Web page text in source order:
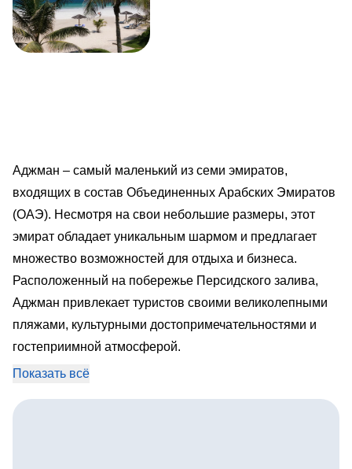
Аджман – самый маленький из семи эмиратов,
входящих в состав Объединенных Арабских Эмиратов
(ОАЭ). Несмотря на свои небольшие размеры, этот
эмират обладает уникальным шармом и предлагает
множество возможностей для отдыха и бизнеса.
Расположенный на побережье Персидского залива,
Аджман привлекает туристов своими великолепными
пляжами, культурными достопримечательностями и
гостеприимной атмосферой.
Эмират был основан в 1803 году племенем Аль
Показать всё